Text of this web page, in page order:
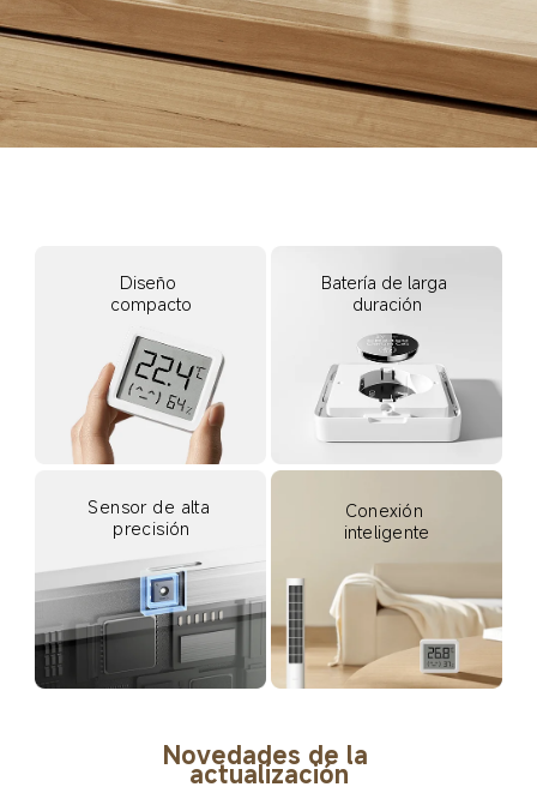
Diseño
compacto
Batería de larga
duración
Sensor de alta
precisión
Conexión
inteligente
Novedades de la
actualización